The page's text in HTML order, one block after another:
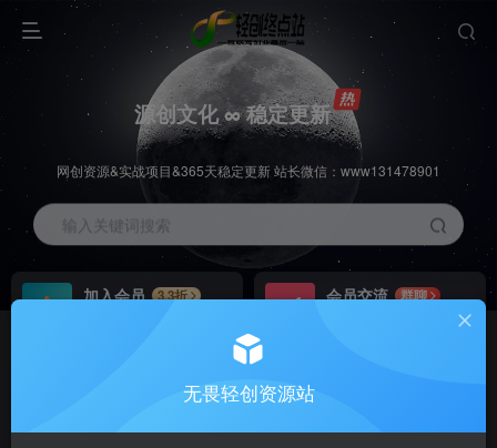
源创文化 ∞ 稳定更新
网创资源&实战项目&365天稳定更新 站长微信：www131478901
输入关键词搜索
加入会员
3.3折
会员交流
群聊
推广返佣高达70%无畏轻创资源站